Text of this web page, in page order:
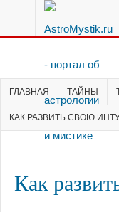
ГЛАВНАЯ ТАЙНЫ
КАК РАЗВИТЬ СВОЮ
Как